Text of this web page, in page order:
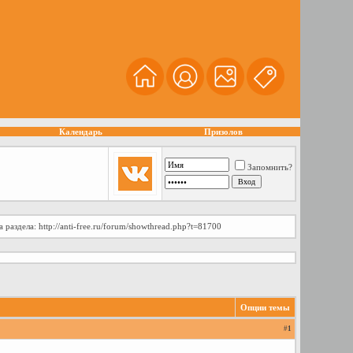
Календарь Призолов
Запомнить?
раздела: http://anti-free.ru/forum/showthread.php?t=81700
Опции темы
#1